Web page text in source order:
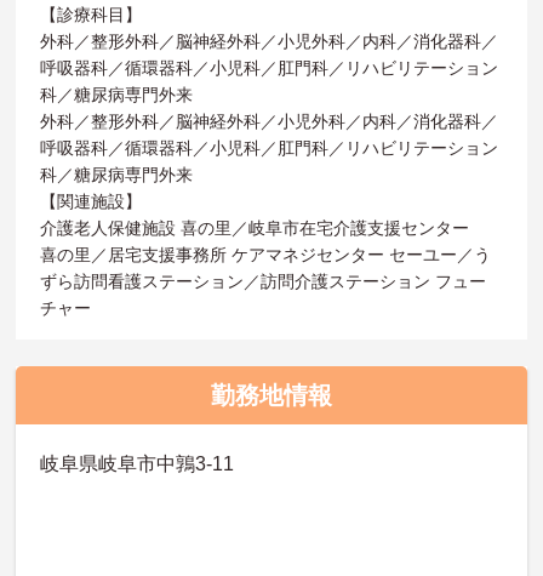
【診療科目】
外科／整形外科／脳神経外科／小児外科／内科／消化器科／
呼吸器科／循環器科／小児科／肛門科／リハビリテーション
科／糖尿病専門外来
外科／整形外科／脳神経外科／小児外科／内科／消化器科／
呼吸器科／循環器科／小児科／肛門科／リハビリテーション
科／糖尿病専門外来
【関連施設】
介護老人保健施設 喜の里／岐阜市在宅介護支援センター
喜の里／居宅支援事務所 ケアマネジセンター セーユー／う
ずら訪問看護ステーション／訪問介護ステーション フュー
チャー
勤務地情報
岐阜県岐阜市中鶉3-11